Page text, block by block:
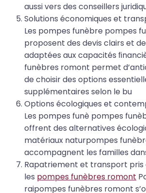
aussi vers des conseillers
Solutions économiques et
Les pompes funèbre pompes
proposent des devis clairs et
adaptées aux capacités
funèbres romont permet
de choisir des options
supplémentaires selon le bu
Options écologiques et
Les pompes funè pompes
offrent des alternatives
matériaux naturpompes
accompagnent les familles
Rapatriement et transport pris
les pompes funèbres romont
raipompes funèbres romont